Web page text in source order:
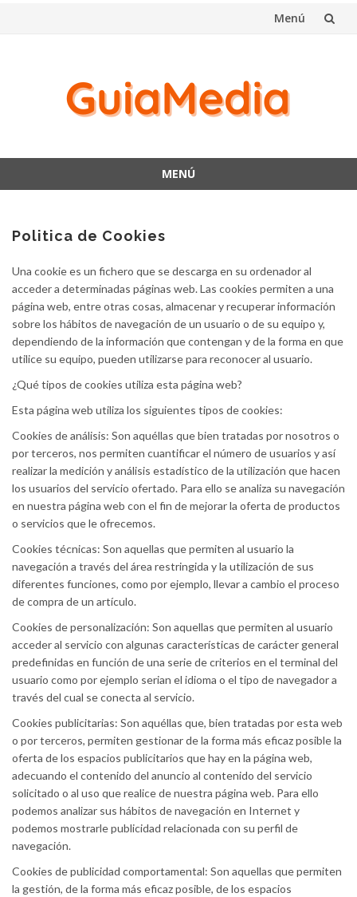
Menú
MENÚ
contenido
Politica de Cookies
Una cookie es un fichero que se descarga en su ordenador al
acceder a determinadas páginas web. Las cookies permiten a una
página web, entre otras cosas, almacenar y recuperar información
sobre los hábitos de navegación de un usuario o de su equipo y,
dependiendo de la información que contengan y de la forma en que
utilice su equipo, pueden utilizarse para reconocer al usuario.
¿Qué tipos de cookies utiliza esta página web?
Esta página web utiliza los siguientes tipos de cookies:
Cookies de análisis: Son aquéllas que bien tratadas por nosotros o
por terceros, nos permiten cuantificar el número de usuarios y así
realizar la medición y análisis estadístico de la utilización que hacen
los usuarios del servicio ofertado. Para ello se analiza su navegación
en nuestra página web con el fin de mejorar la oferta de productos
o servicios que le ofrecemos.
Cookies técnicas: Son aquellas que permiten al usuario la
navegación a través del área restringida y la utilización de sus
diferentes funciones, como por ejemplo, llevar a cambio el proceso
de compra de un artículo.
Cookies de personalización: Son aquellas que permiten al usuario
acceder al servicio con algunas características de carácter general
predefinidas en función de una serie de criterios en el terminal del
usuario como por ejemplo serian el idioma o el tipo de navegador a
través del cual se conecta al servicio.
Cookies publicitarias: Son aquéllas que, bien tratadas por esta web
o por terceros, permiten gestionar de la forma más eficaz posible la
oferta de los espacios publicitarios que hay en la página web,
adecuando el contenido del anuncio al contenido del servicio
solicitado o al uso que realice de nuestra página web. Para ello
podemos analizar sus hábitos de navegación en Internet y
podemos mostrarle publicidad relacionada con su perfil de
navegación.
Cookies de publicidad comportamental: Son aquellas que permiten
la gestión, de la forma más eficaz posible, de los espacios